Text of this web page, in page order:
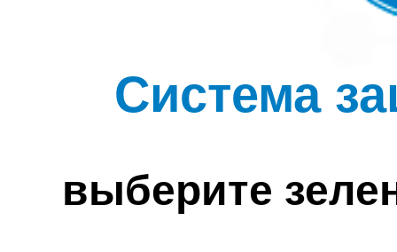
Система
выберите